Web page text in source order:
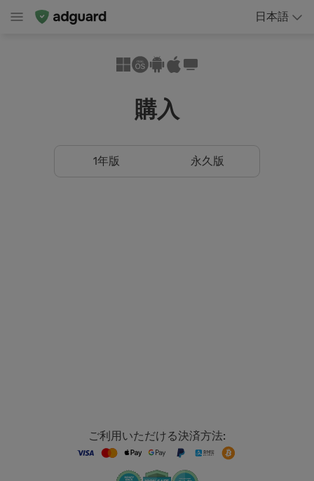
日本語
購入
1年版 永久版
ご利用いただける決済方法: